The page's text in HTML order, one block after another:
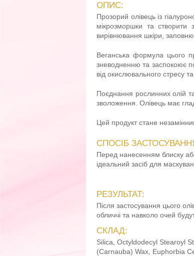
ОПИС:
Прозорий олівець із
мікрозморшки та створити
вирівнювання шкіри,
Веганська формула цього
зневодненню та заспокоює
від окислювального стресу
Поєднання рослинних олій
зволоження. Олівець має
Цей продукт стане
СПОСІБ
Перед нанесенням блиску
ідеальний засіб для
РЕЗУЛЬТАТ:
Після застосування цього
обличчі та навколо очей
СКЛАД:
Silica, Octyldodecyl Stearoyl
(Carnauba) Wax, Euphorbia